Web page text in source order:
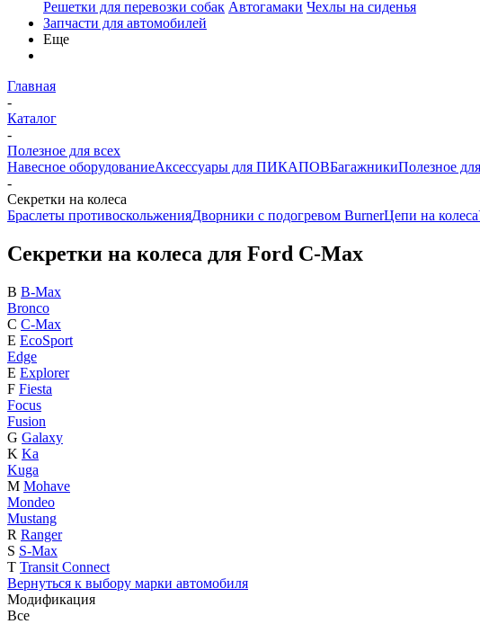
Решетки для перевозки собак Автогамаки Чехлы на сиденья
Запчасти для автомобилей
Еще
Главная
-
Каталог
-
Полезное для всех
Навесное оборудованиеАксессуары для ПИКАПОВБагажникиПолезное
-
Секретки на колеса
Браслеты противоскольженияДворники с подогревом BurnerЦепи на колеса
Секретки на колеса для Ford C-Max
B B-Max
Bronco
C C-Max
E EcoSport
Edge
E Explorer
F Fiesta
Focus
Fusion
G Galaxy
K Ka
Kuga
M Mohave
Mondeo
Mustang
R Ranger
S S-Max
T Transit Connect
Вернуться к выбору марки автомобиля
Модификация
Все